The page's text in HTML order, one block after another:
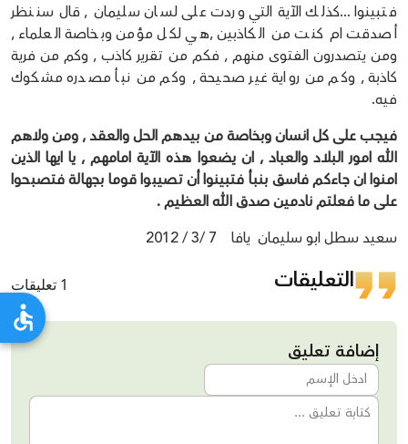
فتبينوا ...كذلك الآية التي وردت على لسان سليمان , قال سننظر
أصدقت ام كنت من الكاذبين ,هي لكل مؤمن وبخاصة العلماء ,
ومن يتصدرون الفتوى منهم , فكم من تقرير كاذب , وكم من فرية
كاذبة , وكم من رواية غير صحيحة , وكم من نبأ مصدره مشكوك
فيه.
فيجب على كل انسان وبخاصة من بيدهم الحل والعقد , ومن ولاهم
الله امور البلاد والعباد , ان يضعوا هذه الآية امامهم , يا ايها الذين
امنوا ان جاءكم فاسق بنبأ فتبينوا أن تصيبوا قوما بجهالة فتصبحوا
على ما فعلتم نادمين صدق الله العظيم .
سعيد سطل ابو سليمان يافا 7 /3 / 2012
التعليقات 1 تعليقات
إضافة تعليق